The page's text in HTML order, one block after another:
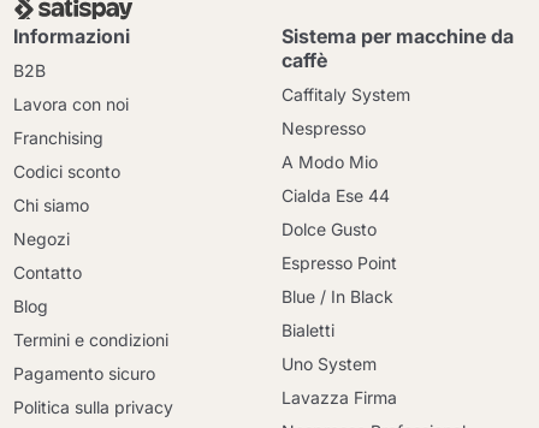
Informazioni
B2B
Lavora con noi
Franchising
Codici sconto
Chi siamo
Negozi
Contatto
Blog
Termini e condizioni
Pagamento sicuro
Politica sulla privacy
Sistema per macchine da
caffè
Caffitaly System
Nespresso
A Modo Mio
Cialda Ese 44
Dolce Gusto
Espresso Point
Blue / In Black
Bialetti
Uno System
Lavazza Firma